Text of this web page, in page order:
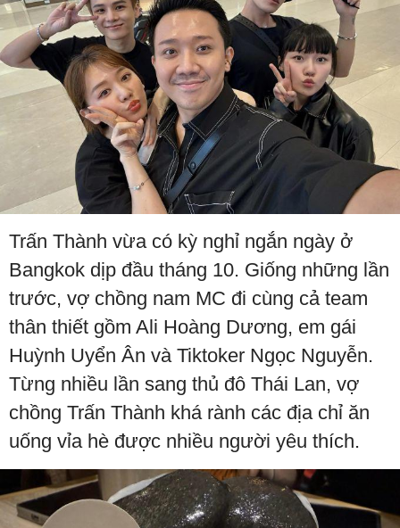
Trấn Thành vừa có kỳ nghỉ ngắn ngày ở
Bangkok dịp đầu tháng 10. Giống những lần
trước, vợ chồng nam MC đi cùng cả team
thân thiết gồm Ali Hoàng Dương, em gái
Huỳnh Uyển Ân và Tiktoker Ngọc Nguyễn.
Từng nhiều lần sang thủ đô Thái Lan, vợ
chồng Trấn Thành khá rành các địa chỉ ăn
uống vỉa hè được nhiều người yêu thích.